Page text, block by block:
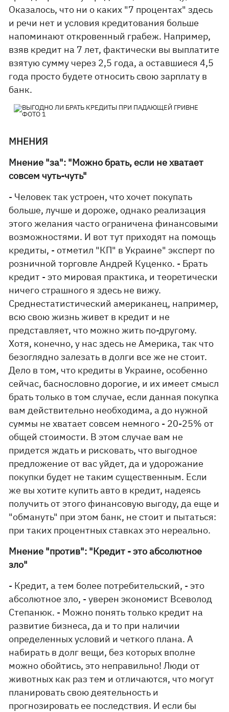
Оказалось, что ни о каких "7 процентах" здесь
и речи нет и условия кредитования больше
напоминают откровенный грабеж. Например,
взяв кредит на 7 лет, фактически вы выплатите
взятую сумму через 2,5 года, а оставшиеся 4,5
года просто будете относить свою зарплату в
банк.
МНЕНИЯ
Мнение "за": "Можно брать, если не хватает
совсем чуть-чуть"
- Человек так устроен, что хочет покупать
больше, лучше и дороже, однако реализация
этого желания часто ограничена финансовыми
возможностями. И вот тут приходят на помощь
кредиты, - отметил "КП" в Украине" эксперт по
розничной торговле Андрей Куценко. - Брать
кредит - это мировая практика, и теоретически
ничего страшного я здесь не вижу.
Среднестатистический американец, например,
всю свою жизнь живет в кредит и не
представляет, что можно жить по-другому.
Хотя, конечно, у нас здесь не Америка, так что
безоглядно залезать в долги все же не стоит.
Дело в том, что кредиты в Украине, особенно
сейчас, баснословно дорогие, и их имеет смысл
брать только в том случае, если данная покупка
вам действительно необходима, а до нужной
суммы не хватает совсем немного - 20-25% от
общей стоимости. В этом случае вам не
придется ждать и рисковать, что выгодное
предложение от вас уйдет, да и удорожание
покупки будет не таким существенным. Если
же вы хотите купить авто в кредит, надеясь
получить от этого финансовую выгоду, да еще и
"обмануть" при этом банк, не стоит и пытаться:
при таких процентных ставках это нереально.
Мнение "против": "Кредит - это абсолютное
зло"
- Кредит, а тем более потребительский, - это
абсолютное зло, - уверен экономист Всеволод
Степанюк. - Можно понять только кредит на
развитие бизнеса, да и то при наличии
определенных условий и четкого плана. А
набирать в долг вещи, без которых вполне
можно обойтись, это неправильно! Люди от
животных как раз тем и отличаются, что могут
планировать свою деятельность и
прогнозировать ее последствия. И если бы